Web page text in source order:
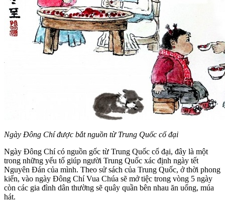
Ngày Đông Chí được bắt nguồn từ Trung Quốc cổ đại
Ngày Đông Chí có nguồn gốc từ Trung Quốc cổ đại, đây là một
trong những yếu tố giúp người Trung Quốc xác định ngày tết
Nguyên Đán của mình. Theo sử sách của Trung Quốc, ở thời phong
kiến, vào ngày Đông Chí Vua Chúa sẽ mở tiệc trong vòng 5 ngày
còn các gia đình dân thường sẽ quây quần bên nhau ăn uống, múa
hát.